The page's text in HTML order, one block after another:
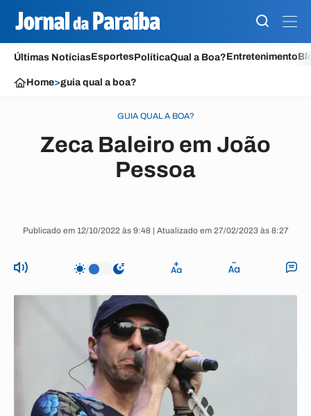
Últimas NotíciasEsportesPolíticaQual a Boa?Entretenimento
Home>guia qual a boa?
GUIA QUAL A BOA?
Zeca Baleiro em João
Pessoa
Publicado em 12/10/2022 às 9:48 | Atualizado em 27/02/2023 às 8:27